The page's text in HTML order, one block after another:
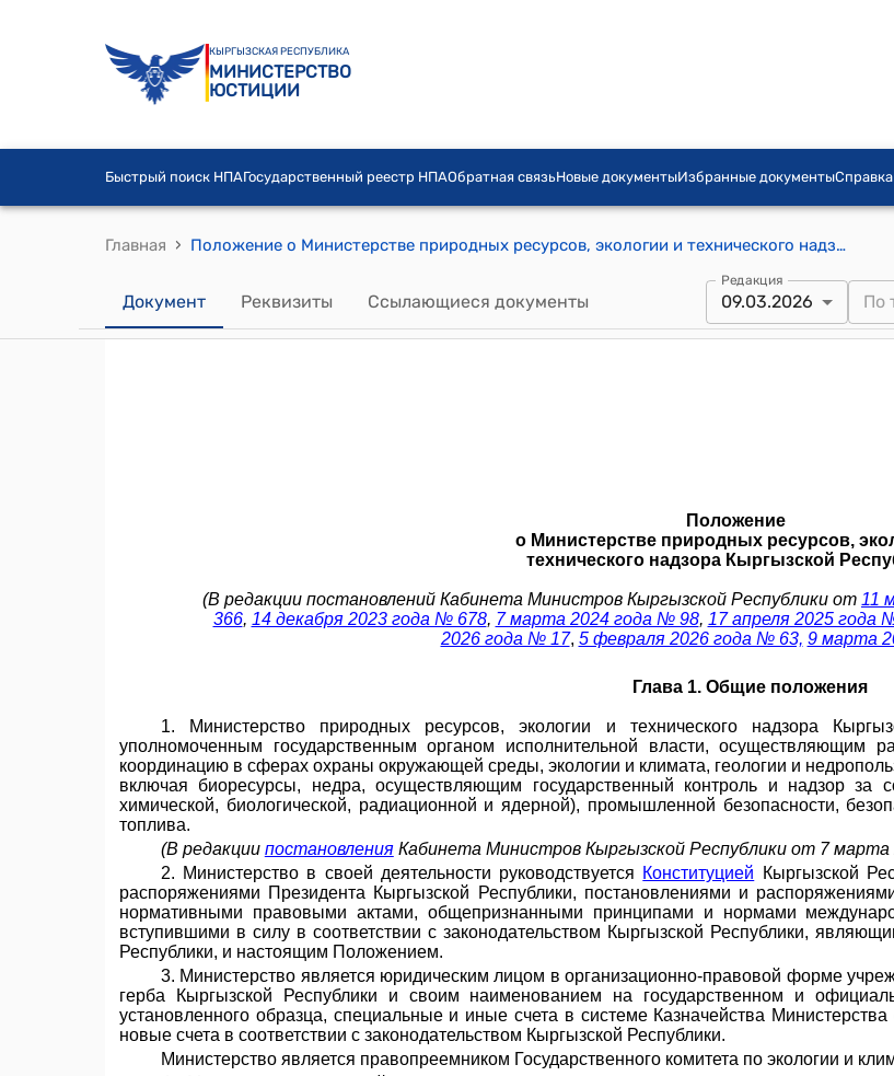
КЫРГЫЗСКАЯ РЕСПУБЛИКА
МИНИСТЕРСТВО
ЮСТИЦИИ
Быстрый поиск НПАГосударственный реестр НПАОбратная связьНовые документыИзбранные документыСправка
Главная › Положение о Министерстве природных ресурсов, экологии и технического надзора Кыргызской Республики (к постановлению Кабинета Министров Кыргызской Республики от 15 ноября 2021 года № 263)
Документ Реквизиты Ссылающиеся документы
Редакция
09.03.2026